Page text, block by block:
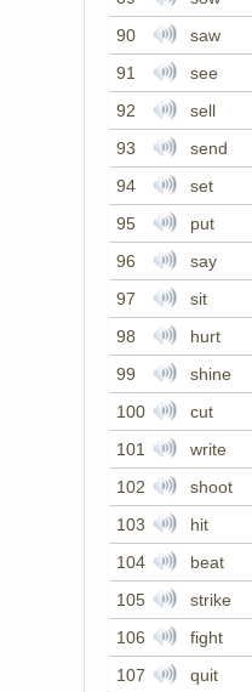
90
saw
91
see
92
sell
93
send
94
set
95
put
96
say
97
sit
98
hurt
99
shine
100
cut
101
write
102
shoot
103
hit
104
beat
105
strike
106
fight
107
quit